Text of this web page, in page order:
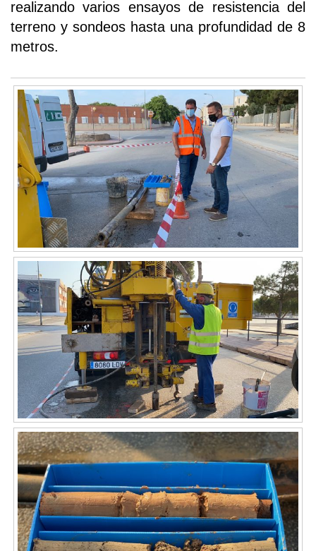
realizando varios ensayos de resistencia del
terreno y sondeos hasta una profundidad de 8
metros.